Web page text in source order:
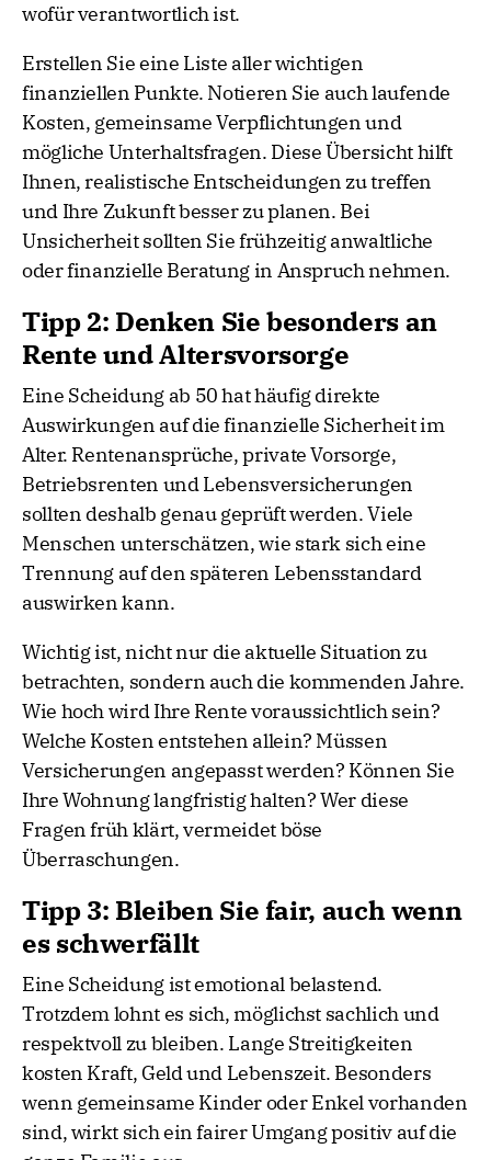
wofür verantwortlich ist.
Erstellen Sie eine Liste aller wichtigen
finanziellen Punkte. Notieren Sie auch laufende
Kosten, gemeinsame Verpflichtungen und
mögliche Unterhaltsfragen. Diese Übersicht hilft
Ihnen, realistische Entscheidungen zu treffen
und Ihre Zukunft besser zu planen. Bei
Unsicherheit sollten Sie frühzeitig anwaltliche
oder finanzielle Beratung in Anspruch nehmen.
Tipp 2: Denken Sie besonders an
Rente und Altersvorsorge
Eine Scheidung ab 50 hat häufig direkte
Auswirkungen auf die finanzielle Sicherheit im
Alter. Rentenansprüche, private Vorsorge,
Betriebsrenten und Lebensversicherungen
sollten deshalb genau geprüft werden. Viele
Menschen unterschätzen, wie stark sich eine
Trennung auf den späteren Lebensstandard
auswirken kann.
Wichtig ist, nicht nur die aktuelle Situation zu
betrachten, sondern auch die kommenden Jahre.
Wie hoch wird Ihre Rente voraussichtlich sein?
Welche Kosten entstehen allein? Müssen
Versicherungen angepasst werden? Können Sie
Ihre Wohnung langfristig halten? Wer diese
Fragen früh klärt, vermeidet böse
Überraschungen.
Tipp 3: Bleiben Sie fair, auch wenn
es schwerfällt
Eine Scheidung ist emotional belastend.
Trotzdem lohnt es sich, möglichst sachlich und
respektvoll zu bleiben. Lange Streitigkeiten
kosten Kraft, Geld und Lebenszeit. Besonders
wenn gemeinsame Kinder oder Enkel vorhanden
sind, wirkt sich ein fairer Umgang positiv auf die